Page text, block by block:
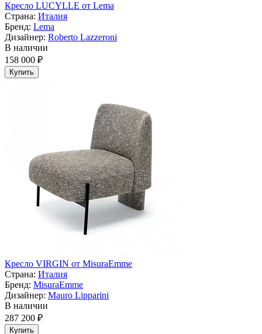
Кресло LUCYLLE от Lema
Страна: Италия
Бренд: Lema
Дизайнер: Roberto Lazzeroni
В наличии
158 000 ₽
Купить
Кресло VIRGIN от MisuraEmme
Страна: Италия
Бренд: MisuraEmme
Дизайнер: Mauro Lipparini
В наличии
287 200 ₽
Купить